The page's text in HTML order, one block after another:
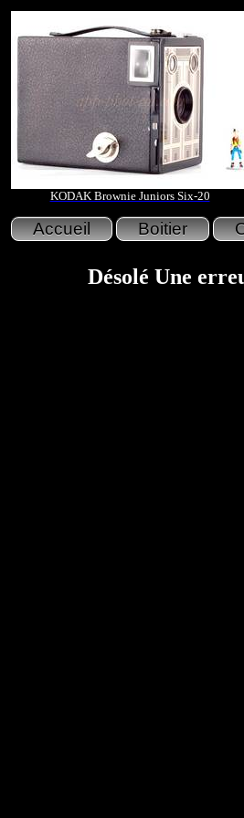
KODAK Brownie Juniors Six-20
Désolé Une